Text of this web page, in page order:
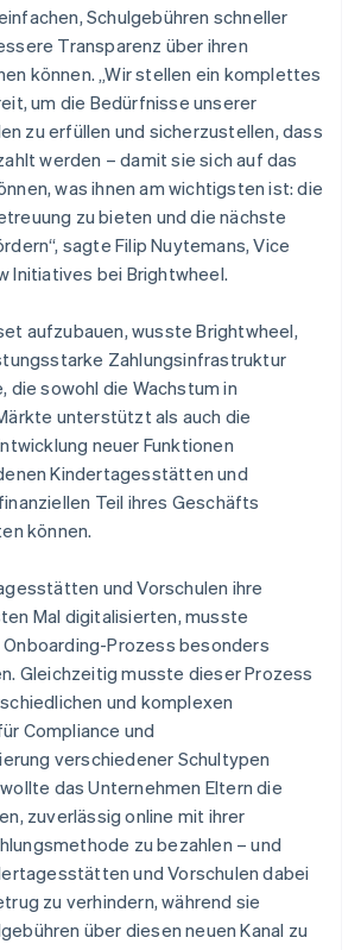
Schulgebühren schneller
Transparenz über ihren
können. „Wir stellen ein komplettes
um die Bedürfnisse unserer
zu erfüllen und sicherzustellen, dass
werden – damit sie sich auf das
was ihnen am wichtigsten ist: die
zu bieten und die nächste
sagte Filip Nuytemans, Vice
Initiatives bei Brightwheel.
aufzubauen, wusste Brightwheel,
Zahlungsinfrastruktur
die sowohl die Wachstum in
unterstützt als auch die
neuer Funktionen
Kindertagesstätten und
Teil ihres Geschäfts
können.
und Vorschulen ihre
Mal digitalisierten, musste
Prozess besonders
Gleichzeitig musste dieser Prozess
und komplexen
Compliance und
verschiedener Schultypen
das Unternehmen Eltern die
zuverlässig online mit ihrer
zu bezahlen – und
und Vorschulen dabei
zu verhindern, während sie
über diesen neuen Kanal zu